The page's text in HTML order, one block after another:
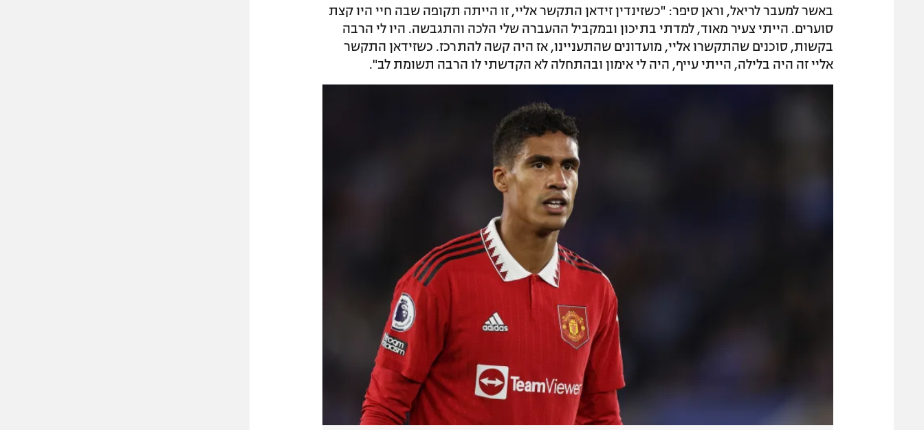
באשר למעבר לריאל, וראן סיפר: "כשזינדין זידאן התקשר אליי, זו הייתה תקופה שבה חיי היו קצת
סוערים. הייתי צעיר מאוד, למדתי בתיכון ובמקביל ההעברה שלי הלכה והתגבשה. היו לי הרבה
בקשות, סוכנים שהתקשרו אליי, מועדונים שהתעניינו, אז היה קשה להתרכז. כשזידאן התקשר
אליי זה היה בלילה, הייתי עייף, היה לי אימון ובהתחלה לא הקדשתי לו הרבה תשומת לב".